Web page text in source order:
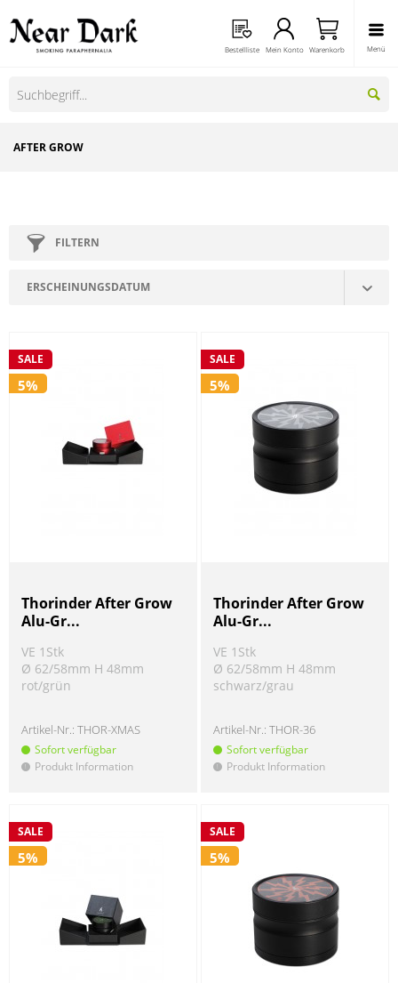
Menü
Bestellliste Mein Konto Warenkorb
AFTER GROW
FILTERN
SALE
5%
Thorinder After Grow
Alu-Gr...
VE 1Stk
Ø 62/58mm H 48mm
rot/grün
Artikel-Nr.:THOR-XMAS
Sofort verfügbar
! Produkt Information
SALE
5%
Thorinder After Grow
Alu-Gr...
VE 1Stk
Ø 62/58mm H 48mm
schwarz/grau
Artikel-Nr.:THOR-36
Sofort verfügbar
! Produkt Information
SALE
5%
SALE
5%